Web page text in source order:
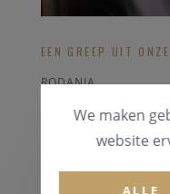
EEN GREEP UIT ONZE
RODANIA
ALLE OUTLET
We maken
website
ALLE